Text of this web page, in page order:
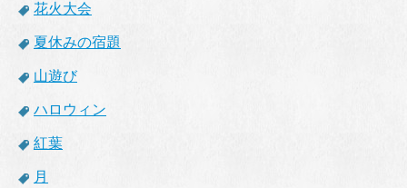
花火大会
夏休みの宿題
山遊び
ハロウィン
紅葉
月